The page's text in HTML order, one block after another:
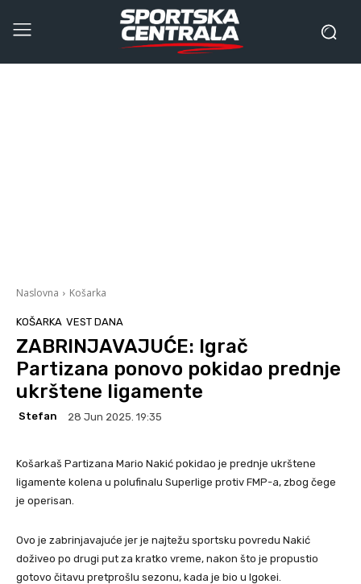
Naslovna Košarka
KOŠARKA VEST DANA
ZABRINJAVAJUĆE: Igrač
Partizana ponovo pokidao prednje
ukrštene ligamente
Stefan 28 Jun 2025. 19:35
Košarkaš Partizana Mario Nakić pokidao je prednje ukrštene
ligamente kolena u polufinalu Superlige protiv FMP-a, zbog čege
je operisan.
Ovo je zabrinjavajuće jer je najtežu sportsku povredu Nakić
doživeo po drugi put za kratko vreme, nakon što je propustio
gotovo čitavu pretprošlu sezonu, kada je bio u Igokei.